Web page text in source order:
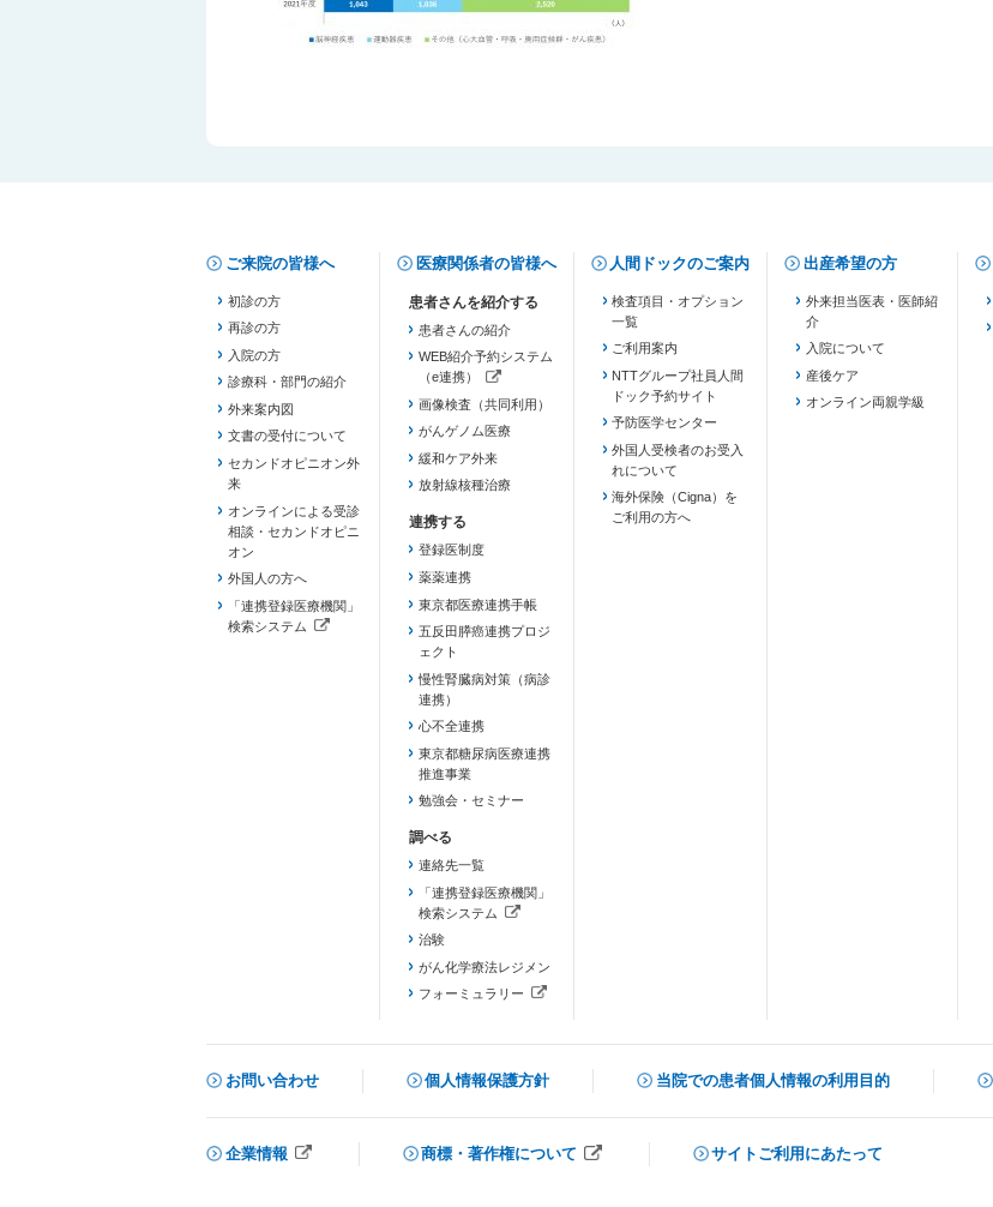
ご来院の皆様へ
初診の方
再診の方
入院の方
診療科・部門の紹介
外来案内図
文書の受付について
セカンドオピニオン外
来
オンラインによる受診
相談・セカンドオピニ
オン
外国人の方へ
「連携登録医療機関」
検索システム
医療関係者の皆様へ
患者さんの紹介
WEB紹介予約システム
（e連携）
（新しいタブで開きます）
画像検査（共同利用）
がんゲノム医療
緩和ケア外来
放射線核種治療
登録医制度
薬薬連携
東京都医療連携手帳
五反田膵癌連携プロジ
ェクト
慢性腎臓病対策（病診
連携）
心不全連携
東京都糖尿病医療連携
推進事業
勉強会・セミナー
連絡先一覧
「連携登録医療機関」
検索システム
（新しいタブで開きます）
治験
がん化学療法レジメン
フォーミュラリー
人間ドックのご案内
検査項目・オプション
一覧
ご利用案内
NTTグループ社員人間
ドック予約サイト
予防医学センター
外国人受検者のお受入
れについて
海外保険（Cigna）を
ご利用の方へ
出産希望の方
外来担当医表・医師紹
介
入院について
産後ケア
オンライン両親学級
お問い合わせ 個人情報保護方針 当院での患者個人情報の利用目的
企業情報
商標・著作権について
サイトご利用にあたって